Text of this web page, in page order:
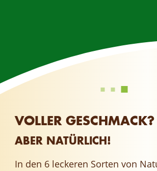
VOLLER GESCHMACK?
ABER NATÜRLICH!
In den 6 leckeren Sorten von